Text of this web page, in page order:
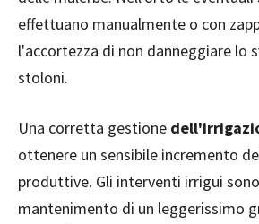
effettuano manualmente o con
l'accortezza di non danneggiare lo
stoloni.
Una corretta gestione
ottenere un sensibile incremento
produttive. Gli interventi irrigui
mantenimento di un leggerissimo